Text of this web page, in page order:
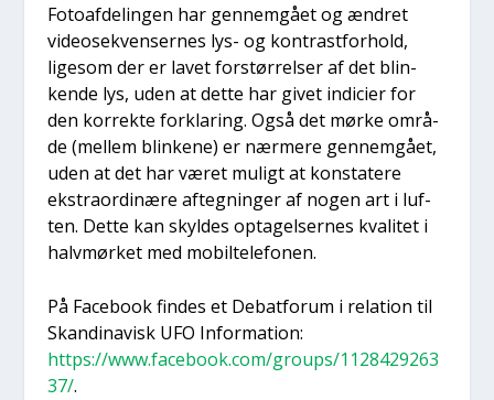
Foto­af­de­lin­gen har gen­nem­gå­et og ændret
video­se­kven­ser­nes lys- og kon­trast­for­hold,
lige­som der er lavet for­stør­rel­ser af det blin­
ken­de lys, uden at det­te har givet indi­ci­er for
den kor­rek­te for­kla­ring. Også det mør­ke områ­
de (mel­lem blin­ke­ne) er nær­me­re gen­nem­gå­et,
uden at det har været muligt at kon­sta­te­re
ekstra­or­di­næ­re afteg­nin­ger af nogen art i luf­
ten. Det­te kan skyl­des opta­gel­ser­nes kva­li­tet i
halv­mør­ket med mobil­te­le­fo­nen.
På Face­book fin­des et Debat­forum i rela­tion til
Skan­di­na­visk UFO Infor­ma­tion:
https://www.facebook.com/groups/1128429263
37/.